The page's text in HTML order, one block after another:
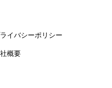
イバシーポリシー
概要